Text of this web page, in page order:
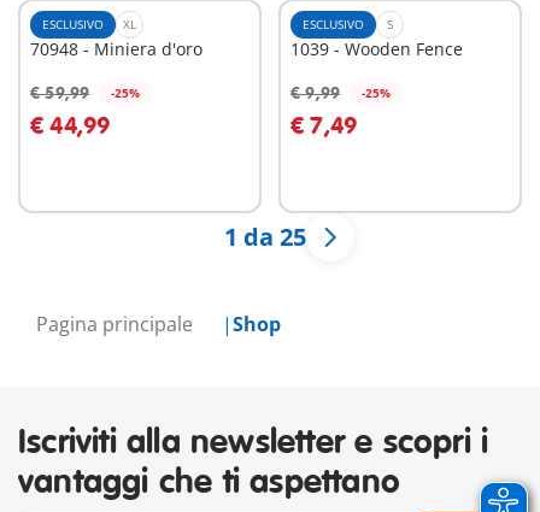
Pagina principale Shop
ESCLUSIVO XL
70948 - Miniera d'oro
€ 59,99 -25%
€ 44,99
Aggiungi al carrello
ESCLUSIVO S
1039 - Wooden Fence
€ 9,99 -25%
€ 7,49
Aggiungi al carrello
1 da 25
Iscriviti alla newsletter e scopri i
vantaggi che ti aspettano